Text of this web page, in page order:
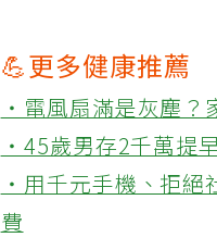
💪更多健康推薦
‧電風扇滿是灰塵？
‧45歲男存2千萬提
‧用千元手機、拒絕
費